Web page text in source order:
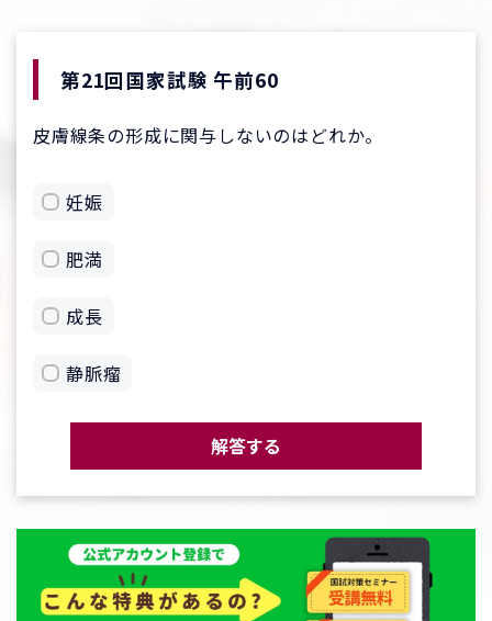
第21回国家試験 午前60
皮膚線条の形成に関与しないのはどれか。
妊娠
肥満
成長
静脈瘤
解答する